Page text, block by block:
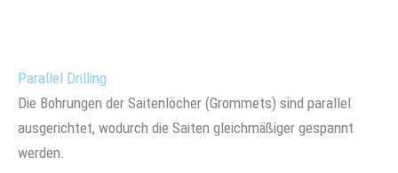
Parallel Drilling
Die Bohrungen der Saitenlöcher (Grommets) sind parallel
ausgerichtet, wodurch die Saiten gleichmäßiger gespannt
werden.